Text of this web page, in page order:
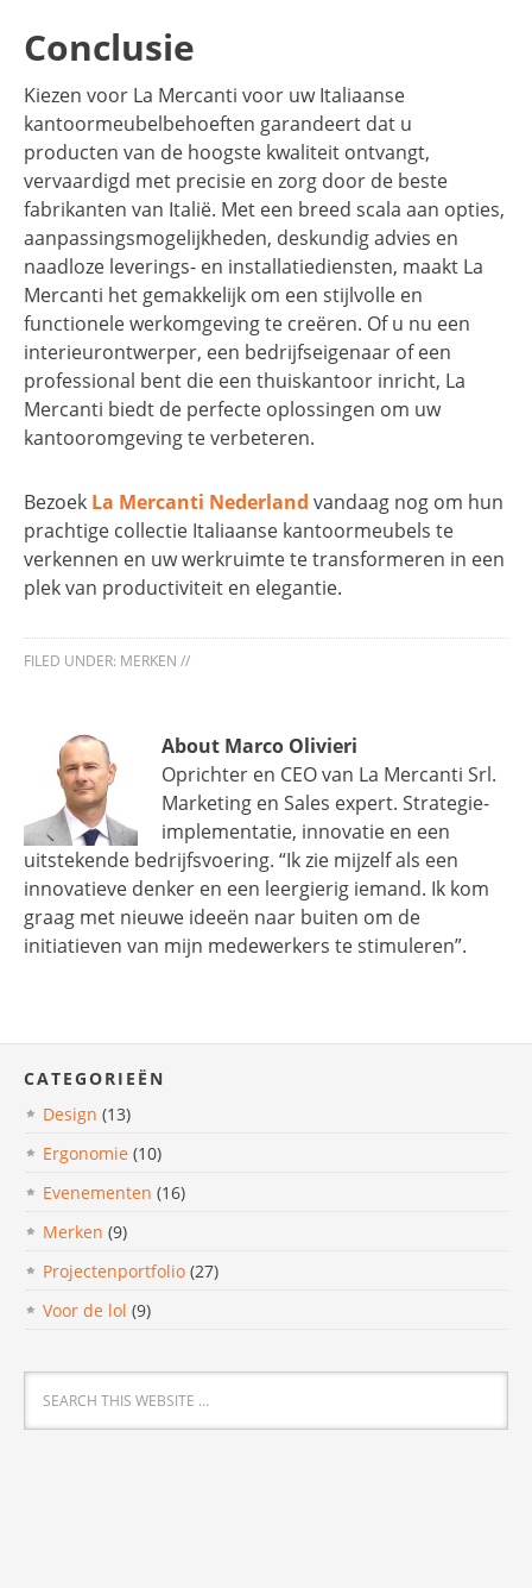
Conclusie
Kiezen voor La Mercanti voor uw Italiaanse
kantoormeubelbehoeften garandeert dat u
producten van de hoogste kwaliteit ontvangt,
vervaardigd met precisie en zorg door de beste
fabrikanten van Italië. Met een breed scala aan opties,
aanpassingsmogelijkheden, deskundig advies en
naadloze leverings- en installatiediensten, maakt La
Mercanti het gemakkelijk om een stijlvolle en
functionele werkomgeving te creëren. Of u nu een
interieurontwerper, een bedrijfseigenaar of een
professional bent die een thuiskantoor inricht, La
Mercanti biedt de perfecte oplossingen om uw
kantooromgeving te verbeteren.
Bezoek La Mercanti Nederland vandaag nog om hun
prachtige collectie Italiaanse kantoormeubels te
verkennen en uw werkruimte te transformeren in een
plek van productiviteit en elegantie.
FILED UNDER: MERKEN //
About Marco Olivieri
Oprichter en CEO van La Mercanti Srl.
Marketing en Sales expert. Strategie-
implementatie, innovatie en een
uitstekende bedrijfsvoering. “Ik zie mijzelf als een
innovatieve denker en een leergierig iemand. Ik kom
graag met nieuwe ideeën naar buiten om de
initiatieven van mijn medewerkers te stimuleren”.
CATEGORIEËN
Design (13)
Ergonomie (10)
Evenementen (16)
Merken (9)
Projectenportfolio (27)
Voor de lol (9)